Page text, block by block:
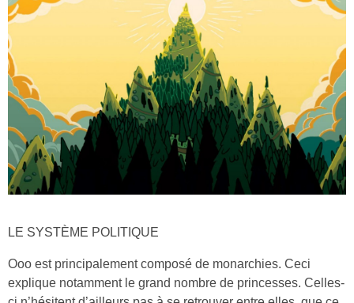
LE SYSTÈME POLITIQUE
Ooo est principalement composé de monarchies. Ceci
explique notamment le grand nombre de princesses. Celles-